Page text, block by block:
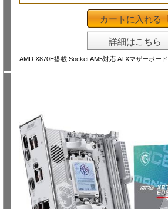
カートに入れる
詳細はこちら
AMD X870E搭載 Socket AM5対応 ATXマザーボード